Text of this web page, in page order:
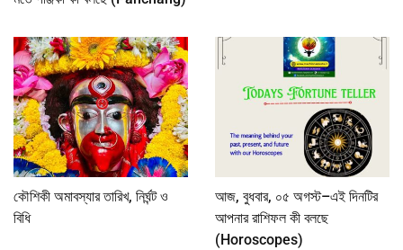
কৌশিকী অমাবস্যার তারিখ, নির্ঘন্ট ও
বিধি
আজ, বুধবার, ০৫ অগস্ট–এই দিনটির
আপনার রাশিফল কী বলছে
(Horoscopes)